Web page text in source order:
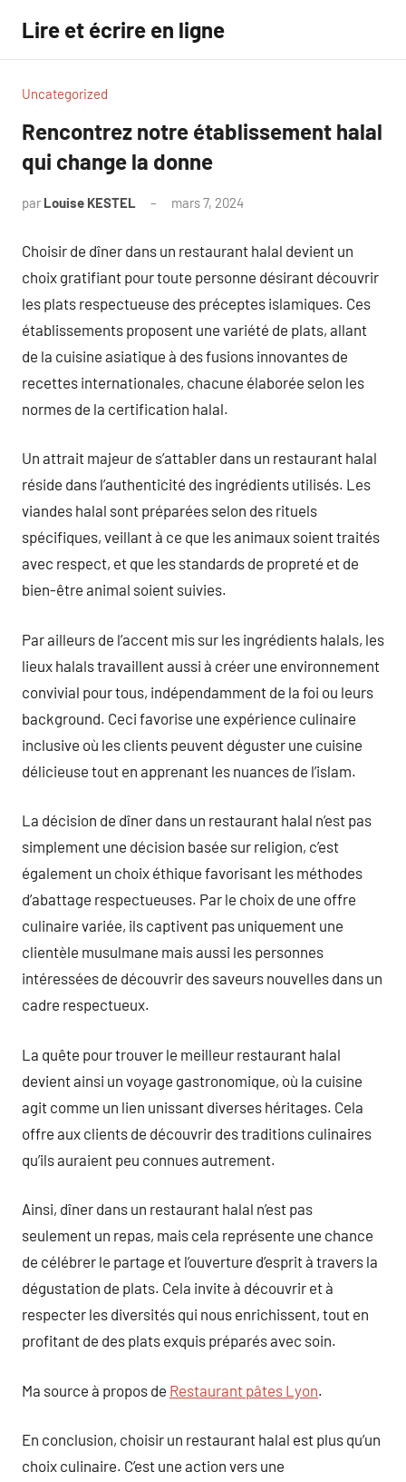
contenu
Lire et écrire en ligne
Uncategorized
Rencontrez notre établissement halal
qui change la donne
par Louise KESTEL mars 7, 2024
Choisir de dîner dans un restaurant halal devient un
choix gratifiant pour toute personne désirant découvrir
les plats respectueuse des préceptes islamiques. Ces
établissements proposent une variété de plats, allant
de la cuisine asiatique à des fusions innovantes de
recettes internationales, chacune élaborée selon les
normes de la certification halal.
Un attrait majeur de s’attabler dans un restaurant halal
réside dans l’authenticité des ingrédients utilisés. Les
viandes halal sont préparées selon des rituels
spécifiques, veillant à ce que les animaux soient traités
avec respect, et que les standards de propreté et de
bien-être animal soient suivies.
Par ailleurs de l’accent mis sur les ingrédients halals, les
lieux halals travaillent aussi à créer une environnement
convivial pour tous, indépendamment de la foi ou leurs
background. Ceci favorise une expérience culinaire
inclusive où les clients peuvent déguster une cuisine
délicieuse tout en apprenant les nuances de l’islam.
La décision de dîner dans un restaurant halal n’est pas
simplement une décision basée sur religion, c’est
également un choix éthique favorisant les méthodes
d’abattage respectueuses. Par le choix de une offre
culinaire variée, ils captivent pas uniquement une
clientèle musulmane mais aussi les personnes
intéressées de découvrir des saveurs nouvelles dans un
cadre respectueux.
La quête pour trouver le meilleur restaurant halal
devient ainsi un voyage gastronomique, où la cuisine
agit comme un lien unissant diverses héritages. Cela
offre aux clients de découvrir des traditions culinaires
qu’ils auraient peu connues autrement.
Ainsi, dîner dans un restaurant halal n’est pas
seulement un repas, mais cela représente une chance
de célébrer le partage et l’ouverture d’esprit à travers la
dégustation de plats. Cela invite à découvrir et à
respecter les diversités qui nous enrichissent, tout en
profitant de des plats exquis préparés avec soin.
Ma source à propos de Restaurant pâtes Lyon.
En conclusion, choisir un restaurant halal est plus qu’un
choix culinaire. C’est une action vers une